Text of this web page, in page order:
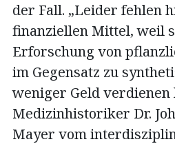
der Fall. „Leider fehlen
finanziellen Mittel, weil
Erforschung von
im Gegensatz zu
weniger Geld
Medizinhistoriker Dr.
Mayer vom